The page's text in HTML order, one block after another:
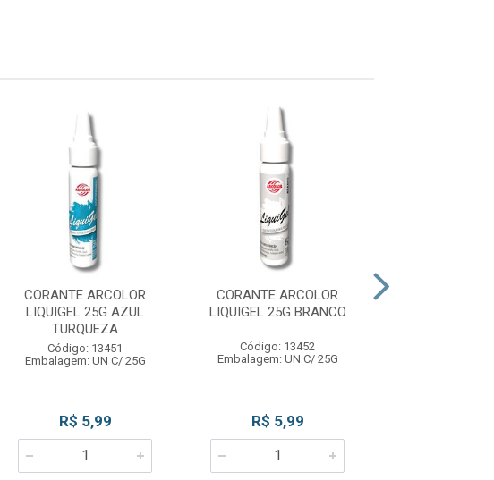
CORANTE ARCOLOR
LIQUIGEL 25G AZUL
TURQUEZA
Código: 13451
Embalagem: UN C/ 25G
R$ 5,99
CORANTE ARCOLOR
LIQUIGEL 25G BRANCO
Código: 13452
Embalagem: UN C/ 25G
R$ 5,99